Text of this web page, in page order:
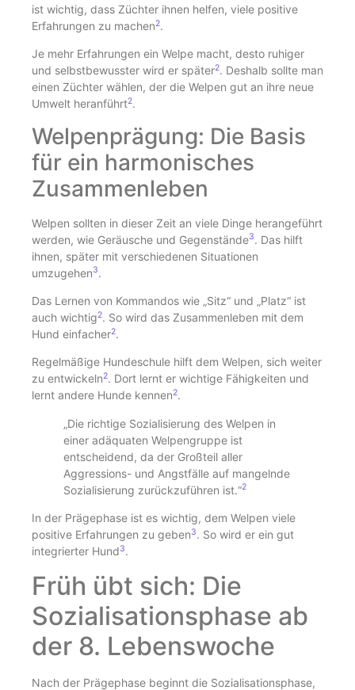
ist wichtig, dass Züchter ihnen helfen, viele positive
Erfahrungen zu machen2.
Je mehr Erfahrungen ein Welpe macht, desto ruhiger
und selbstbewusster wird er später2. Deshalb sollte man
einen Züchter wählen, der die Welpen gut an ihre neue
Umwelt heranführt2.
Welpenprägung: Die Basis
für ein harmonisches
Zusammenleben
Welpen sollten in dieser Zeit an viele Dinge herangeführt
werden, wie Geräusche und Gegenstände3. Das hilft
ihnen, später mit verschiedenen Situationen
umzugehen3.
Das Lernen von Kommandos wie „Sitz“ und „Platz“ ist
auch wichtig2. So wird das Zusammenleben mit dem
Hund einfacher2.
Regelmäßige Hundeschule hilft dem Welpen, sich weiter
zu entwickeln2. Dort lernt er wichtige Fähigkeiten und
lernt andere Hunde kennen2.
„Die richtige Sozialisierung des Welpen in
einer adäquaten Welpengruppe ist
entscheidend, da der Großteil aller
Aggressions- und Angstfälle auf mangelnde
Sozialisierung zurückzuführen ist.“2
In der Prägephase ist es wichtig, dem Welpen viele
positive Erfahrungen zu geben3. So wird er ein gut
integrierter Hund3.
Früh übt sich: Die
Sozialisationsphase ab
der 8. Lebenswoche
Nach der Prägephase beginnt die Sozialisationsphase,